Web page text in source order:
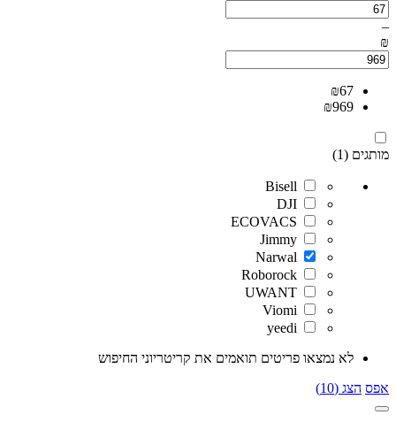
–
₪
₪67
₪969
מותגים (1)
Bisell
DJI
ECOVACS
Jimmy
Narwal
Roborock
UWANT
Viomi
yeedi
לא נמצאו פריטים תואמים את קריטריוני החיפוש
אפס הצג (10)